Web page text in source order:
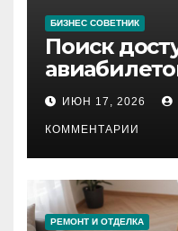
БИЗНЕС СОВЕТНИК
Поиск
ИЮН 17, 2026
КОММЕНТАРИИ
РЕМОНТ И ОТДЕЛКА